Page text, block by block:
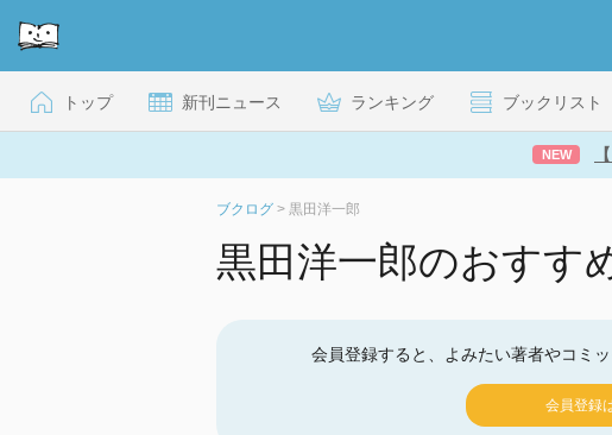
トップ 新刊ニュース ランキング ブックリスト
NEW
ブクログ > 黒田洋一郎
黒田洋一郎のおすす
会員登録すると、よみたい著者やコミ
会員登録